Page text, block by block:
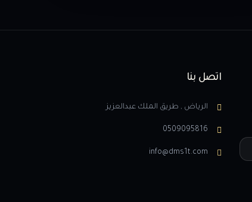
اتصل بنا
الرياض , طريق الملك عبدالعزيز
0509095816
info@dms1t.com